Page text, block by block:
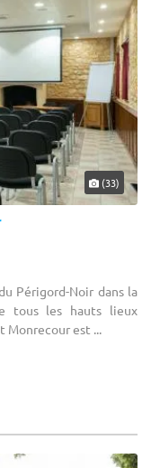
(33)
Périgord-Noir dans la
tous les hauts lieux
Monrecour est ...